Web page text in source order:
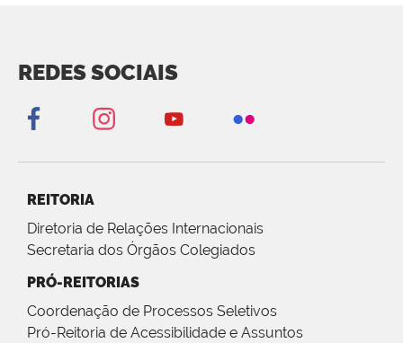
REDES SOCIAIS
REITORIA
Diretoria de Relações Internacionais
Secretaria dos Órgãos Colegiados
PRÓ-REITORIAS
Coordenação de Processos Seletivos
Pró-Reitoria de Acessibilidade e Assuntos